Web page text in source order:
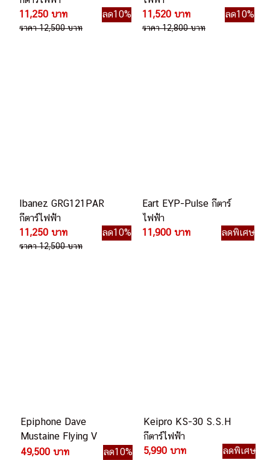
11,250 บาท
ลด10%
ราคา 12,500 บาท
11,520 บาท
ลด10%
ราคา 12,800 บาท
Ibanez GRG121PAR
กีตาร์ไฟฟ้า
11,250 บาท
ลด10%
ราคา 12,500 บาท
Eart EYP-Pulse กีตาร์
ไฟฟ้า
11,900 บาท
ลดพิเศษ
Epiphone Dave
Mustaine Flying V
Prophecy กีตาร์ไฟฟ้า
49,500 บาท ลด10%
Keipro KS-30 S.S.H
กีตาร์ไฟฟ้า
5,990 บาท
ลดพิเศษ